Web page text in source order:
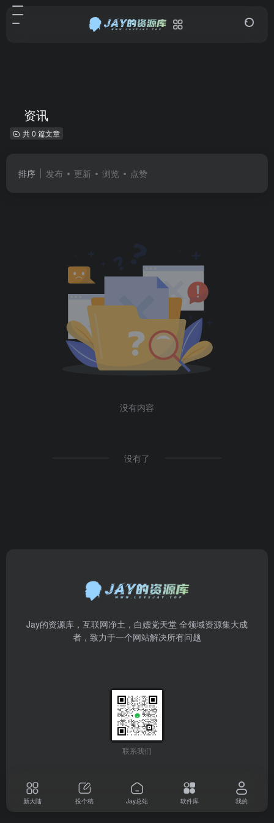
资讯
共 0 篇文章
排序 发布 更新 浏览 点赞
没有内容
没有了
Jay的资源库，互联网净土，白嫖党天堂 全领域资源集大成
者，致力于一个网站解决所有问题
联系我们
新大陆 投个稿 Jay总站 软件库 我的